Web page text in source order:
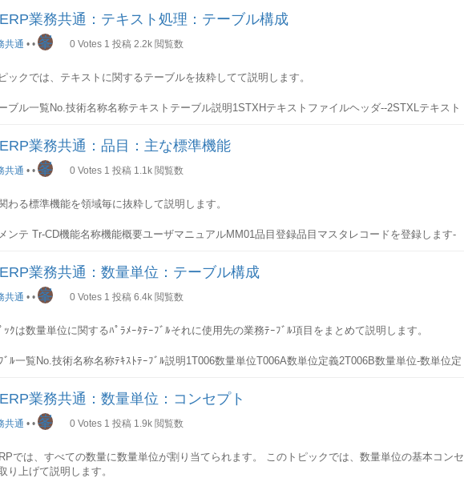
データ
PK技術名称名称説明○KNUMH-出力条件レコード番号 KVEWE用途B:出力 KOTABNR条件テー
チ時刻- LDEST出力デバイス- DIMME即時印刷-詳細(パラメータ)
テーブルに定義されます。
プ（伝票タイプ）別にカスタマイジング機能が用意されています。 例：
伝票
項目一覧PK技術名称名称説明○KAPPLアプリケーション-○KSCHL出力タイプ-○NACHA送信媒体-
テゴリ・タイプに対するプログラム・フォーム・書類形式
プログラム- RONAMFORM ルーチン- FONAMフォーム-
No.PK技術名称名称説明1○STLTYBOM カテゴリ-2○STLNRBOMBOM伝票番号3○STLKN明細ノー
に内部採番された明細番号4○STKOZカウンタ-5 IDNRK構成品目-6 POSTP明細カテゴリ-7
カテゴリを使ってリンク元を識別します。
ゴリ名称リンク元テーブルリンク元テーブル名称D文書構成DOST文書のBOMへのリンクE設備
BOMPRSTプロジェクトのBOMへのリンク
タ-保管場所別に管理される品目在庫情報が格納されます4MARM品目数量単位-品目の数量単位情報
れます5MBEW品目評価-品目の評価金額情報が格納されます6MCHB品目ロット在庫-ロット別に管
品目在庫情報が格納されます7MLGN倉庫番号別品目データ-別に管理される品目在庫情報がが格納
関連図
)
本情報が格納されます。
(抜粋)No.PK技術名称名称説明1○MATNR品目コード-2 BELNR伝票番号-3 GJAHR会計年度-4 -
ーブルに格納されるデータを分類毎にまとめて説明します。
制御情報品目分類情報
品目タイプ MBRSH産業コード MATKL品目グループ
基本単位 BSTME発注単位
ーブル
別の品目情報が格納されます。
(抜粋)No.PK技術名称名称説明1○MATNR品目コード-2○WERKSプラント-3 PSTAT更新ステータ
プラントレベルの削除フラグ-5 BWTTY評価カテゴリ-6 XCHARロット管理区分-7
区分-8 EKGRP購買グループ-9 ---項目明細
(抜粋)No.PK技術名称名称説明1○MATNR品目コード-2○MEINH代替数量単位-3 MAABC基本数量
業務共通：テキスト処理：テーブル構成
共通 ••峯 0 Votes 1 投稿 2.2k 閲覧数
ックでは、テキストに関するテーブルを抜粋してて説明します。
ブル一覧 No.技術名称名称テキストテーブル説明1STXHテキストファイルヘッダ--2STXLテキスト
ファイルヘッダ
伝票や、品目、購買情報などの特定なアプリケーションオブジェクトにリンクしているテキスト
情報は、このテーブルに格納されます。
No.PK技術名称名称説明1○TDOBJECTテキストオブジェクト-2○TDNAMEテキスト名-3○TDIDテキ
4○TDSPRAS言語-5 TDFUSER登録者-6 TDLUSER変更者------STXL
ファイル行 購買依頼伝票や、品目、購買情報などの特定なアプリケーションオブジェクトにリン
No.PK技術名称名称説明1○RELID-システム用2○TDOBJECTテキストオブジェクト-3○TDNAMEテ
-4○TDIDテキスト ID-5○TDSPRAS言語-6○SRTF2-システム用7 CLUSTDデータ-TTXIT
内容説明-TTXOB
No.PK技術名称名称説明1○TDOBJECTテキストオブジェクトテキストがリンクしているアプリケ
オブジェクトを示す2 TDSAVEMODE保存モードオンライン変更対象かどうかを示す3
エディタ編集するエディタアプリケーションを示す4 TDLINESIZE行幅-5 TDSTYLEスタイ
業務共通：品目：主な標準機能
共通 ••峯 0 Votes 1 投稿 1.1k 閲覧数
わる標準機能を領域毎に抜粋して説明します。
ンテ Tr-CD機能名称機能概要ユーザマニュアルMM01品目登録品目マスタレコードを登録します-
品目一覧を出力します-在庫 Tr-CD機能名称機能概要ユーザマニュアルJ3RFLVMOBVED在庫状況
ア)指定品目(複数可)の在庫状況を照会します。
当初はロシアの個別要件向けに作成された機能ですが、ロシア以外にも普通に使用することがで
入出庫伝票一覧品目別の入出庫伝票一覧を出力します-MB5B転記日付の在庫指定品目コード
プを評価金額に選択すれば、追加請求などにより数量増減に伴わない在庫金額の変更履歴も確認
ルは、会社コード/プラント/保管場所/ロット/特殊在庫の何れか又はその組み合わせに選択するこ
力します-ME2M品目別購買伝票品目別の購買伝票一覧を出力します。
プによって購買伝票を発注、契約、見積などのどちらかに限定することができます-ME3M-ME4M-
CD機能名称機能概要ユーザマニュアルVA05受注伝票一覧対象品目の受注伝票一覧を出力-VA15引
覧対象品目の引合伝票一覧を出力-VA25見積伝票一覧対象品目の見積伝票一覧を出力-VA35分納伝
象品目の分納伝票一覧を出力-VA45基本契約一覧対象品目の基本契約一覧を出力-VF05請求伝票一
目の請求伝票一覧を出力-会計 Tr-CD機能名称機能概要ユーザマニュアルMMPV会計期間締め処理-
前会計期間転記許可--MR51品目別会計伝票品目別の会計伝票一覧を出力します-生産
業務共通：数量単位：テーブル構成
共通 ••峯 0 Votes 1 投稿 6.4k 閲覧数
ｯｸは数量単位に関するﾊﾟﾗﾒｰﾀﾃｰﾌﾞﾙそれに使用先の業務ﾃｰﾌﾞﾙ項目をまとめて説明します。
ﾞﾙ一覧 No.技術名称名称ﾃｷｽﾄﾃｰﾌﾞﾙ説明1T006数量単位T006A数単位定義2T006B数量単位-数単位定
T006ﾃｰﾌﾞﾙ
単位は同じ次元値MASSが設定される、次元無しの場合はAAAADLが設定される4 ZAEHL分子同
基準単位への換算係数が設定される、tの場合は基準単位KGに対して1000/1が設定される5
分母6 ISOCODEISOｺｰﾄﾞ-T006Dﾃｰﾌﾞﾙ
業務共通：数量単位：コンセプト
共通 ••峯 0 Votes 1 投稿 1.9k 閲覧数
では、すべての数量に数量単位が割り当てられます。 このトピックでは、数量単位の基本コンセ
り上げて説明します。